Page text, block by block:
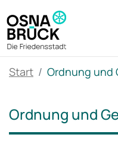
Zum Hauptinhalt springen
Start Ordnung und
Ordnung und